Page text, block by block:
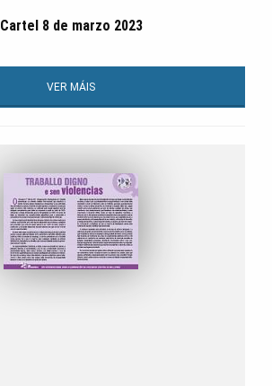
Cartel 8 de marzo 2023
VER MÁIS